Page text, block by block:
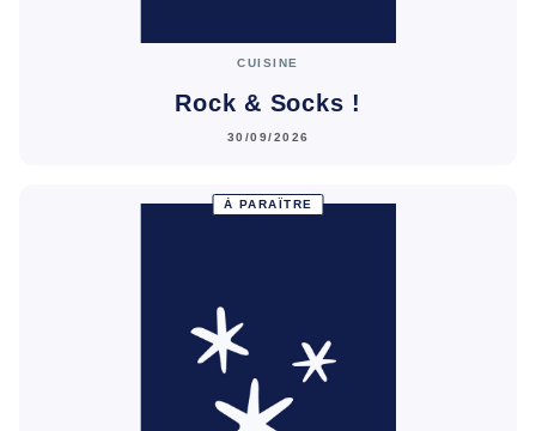
CUISINE
Rock & Socks !
30/09/2026
À PARAÎTRE